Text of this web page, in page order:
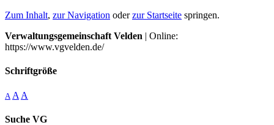
Zum Inhalt, zur Navigation oderzur Startseite springen.
Verwaltungsgemeinschaft Velden | Online:
https://www.vgvelden.de/
Schriftgröße
A A A
Suche VG